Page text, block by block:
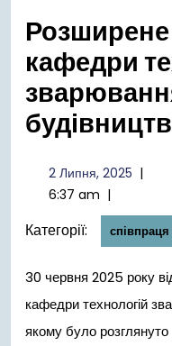
Розширене
кафедри
2 Липня, 20252 |
6:37 am |
Категорії: співпраця
30 червня 2025 року відбулося розширене засідання
кафедри технологій
якому було